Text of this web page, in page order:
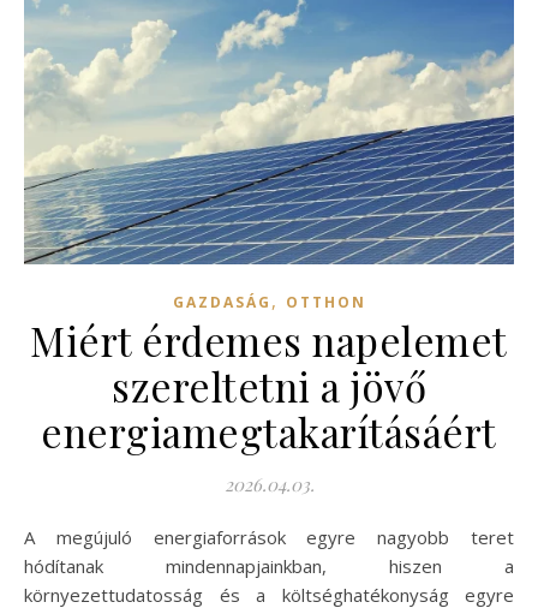
GAZDASÁG , OTTHON
Miért érdemes napelemet
szereltetni a jövő
energiamegtakarításáért
2026.04.03.
A megújuló energiaforrások egyre nagyobb teret
hódítanak mindennapjainkban, hiszen a
környezettudatosság és a költséghatékonyság egyre